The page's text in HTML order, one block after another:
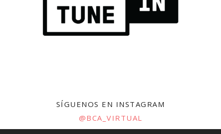
SÍGUENOS EN INSTAGRAM
@BCA_VIRTUAL